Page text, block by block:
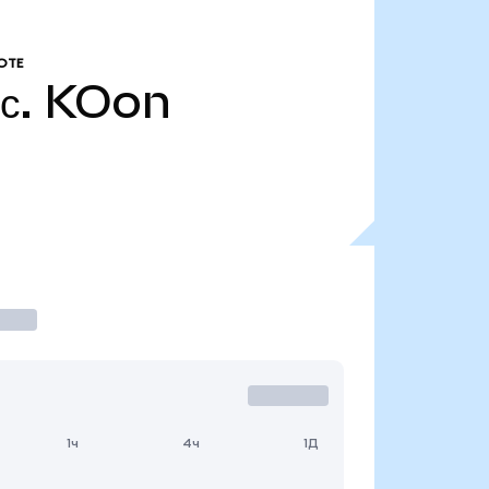
KOon
1ч 4ч 1Д